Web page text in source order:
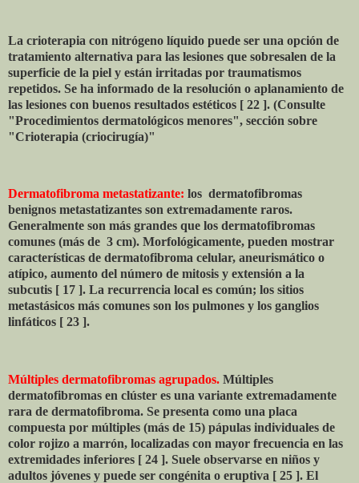
La crioterapia con nitrógeno líquido puede ser una opción de
tratamiento alternativa para las lesiones que sobresalen de la
superficie de la piel y están irritadas por traumatismos
repetidos. Se ha informado de la resolución o aplanamiento de
las lesiones con buenos resultados estéticos [ 22 ]. (Consulte
"Procedimientos dermatológicos menores", sección sobre
"Crioterapia (criocirugía)"
Dermatofibroma metastatizante: los dermatofibromas
benignos metastatizantes son extremadamente raros.
Generalmente son más grandes que los dermatofibromas
comunes (más de 3 cm). Morfológicamente, pueden mostrar
características de dermatofibroma celular, aneurismático o
atípico, aumento del número de mitosis y extensión a la
subcutis [ 17 ]. La recurrencia local es común; los sitios
metastásicos más comunes son los pulmones y los ganglios
linfáticos [ 23 ].
Múltiples dermatofibromas agrupados. Múltiples
dermatofibromas en clúster es una variante extremadamente
rara de dermatofibroma. Se presenta como una placa
compuesta por múltiples (más de 15) pápulas individuales de
color rojizo a marrón, localizadas con mayor frecuencia en las
extremidades inferiores [ 24 ]. Suele observarse en niños y
adultos jóvenes y puede ser congénita o eruptiva [ 25 ]. El